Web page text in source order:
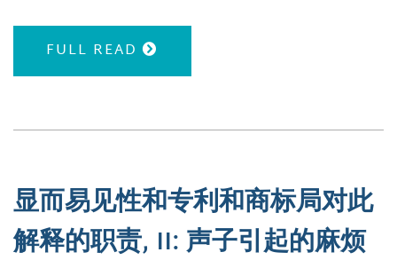
FULL READ
显而易见性和专利和商标局对此
解释的职责, II: 声子引起的麻烦